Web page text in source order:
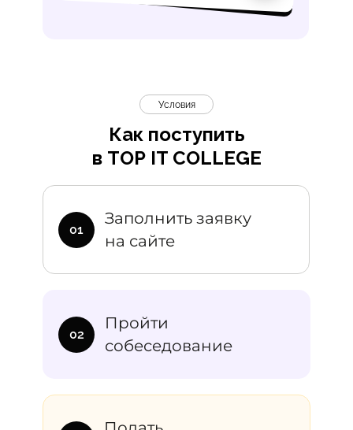
Пройти
собеседование
Заполнить заявку
на сайте
Как поступить
в TOP IT COLLEGE
Условия
01
02
10 000₽